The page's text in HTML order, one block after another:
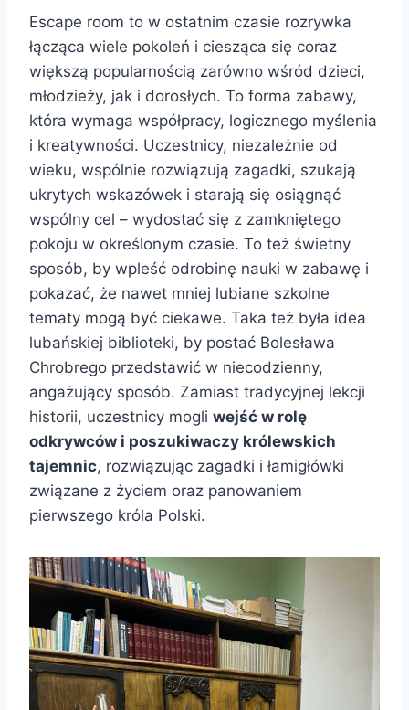
Escape room to w ostatnim czasie rozrywka
łącząca wiele pokoleń i ciesząca się coraz
większą popularnością zarówno wśród dzieci,
młodzieży, jak i dorosłych. To forma zabawy,
która wymaga współpracy, logicznego myślenia
i kreatywności. Uczestnicy, niezależnie od
wieku, wspólnie rozwiązują zagadki, szukają
ukrytych wskazówek i starają się osiągnąć
wspólny cel – wydostać się z zamkniętego
pokoju w określonym czasie. To też świetny
sposób, by wpleść odrobinę nauki w zabawę i
pokazać, że nawet mniej lubiane szkolne
tematy mogą być ciekawe. Taka też była idea
lubańskiej biblioteki, by postać Bolesława
Chrobrego przedstawić w niecodzienny,
angażujący sposób. Zamiast tradycyjnej lekcji
historii, uczestnicy mogli wejść w rolę
odkrywców i poszukiwaczy królewskich
tajemnic, rozwiązując zagadki i łamigłówki
związane z życiem oraz panowaniem
pierwszego króla Polski.